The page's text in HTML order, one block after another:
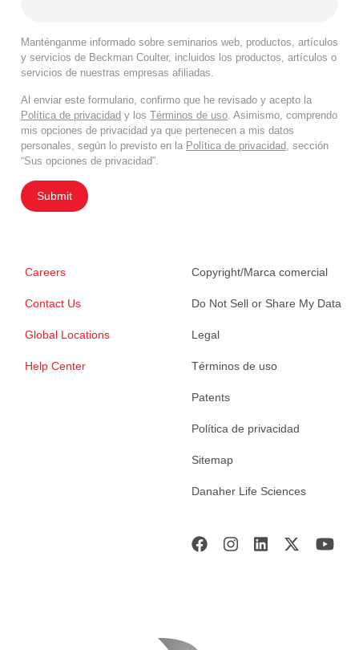
Manténganme informado sobre seminarios web, productos, artículos
y servicios de Beckman Coulter, incluidos los productos, artículos o
servicios de nuestras empresas afiliadas.
Al enviar este formulario, confirmo que he revisado y acepto la
Política de privacidad y los Términos de uso. Asimismo, comprendo
mis opciones de privacidad ya que pertenecen a mis datos
personales, según lo previsto en la Política de privacidad, sección
“Sus opciones de privacidad”.
Submit
Careers
Contact Us
Global Locations
Help Center
Copyright/Marca comercial
Do Not Sell or Share My Data
Legal
Términos de uso
Patents
Política de privacidad
Sitemap
Danaher Life Sciences